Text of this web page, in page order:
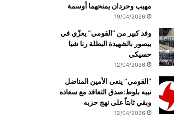
مهيب وحردان يمنحهما أوسمة
19/04/2026
وفد كبير من “القومي” يعزّي في
بيصور بالشهيدة البطلة رنا شيا
حسيكي
12/04/2026
“القومي” ينعى الأمين المناضل
نبيه بلوط:صدق التعاقد مع سعاده
وبقي ثابتاً على نهج حزبه
12/04/2026